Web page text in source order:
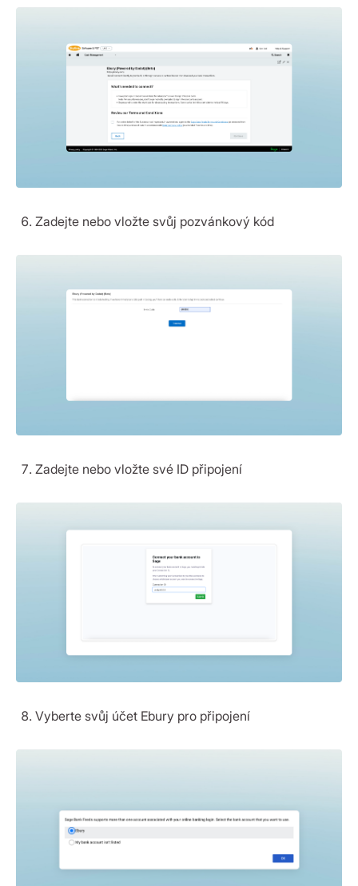
Zadejte nebo vložte svůj pozvánkový kód
Zadejte nebo vložte své ID připojení
Vyberte svůj účet Ebury pro připojení